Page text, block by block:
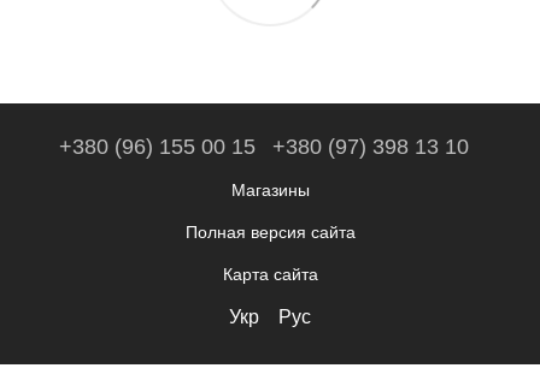
+380 (96) 155 00 15 +380 (97) 398 13 10
Магазины
Полная версия сайта
Карта сайта
Укр Рус